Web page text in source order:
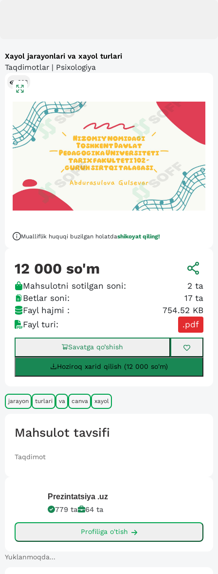
Xayol jarayonlari va xayol turlari
Taqdimotlar | Psixologiya
668
Mualliflik huquqi buzilgan holatdashikoyat qiling!
12 000 so'm
Mahsulotni sotilgan soni: 2 ta
Betlar soni:
17 ta
Fayl hajmi :
754.52 KB
Fayl turi:
.pdf
Savatga qo’shish
Hoziroq xarid qilish (12 000 so'm)
jarayon turlari va canva xayol
Mahsulot tavsifi
Taqdimot
Prezintatsiya .uz
779 ta 64 ta
Profiliga o'tish
Yuklanmoqda...